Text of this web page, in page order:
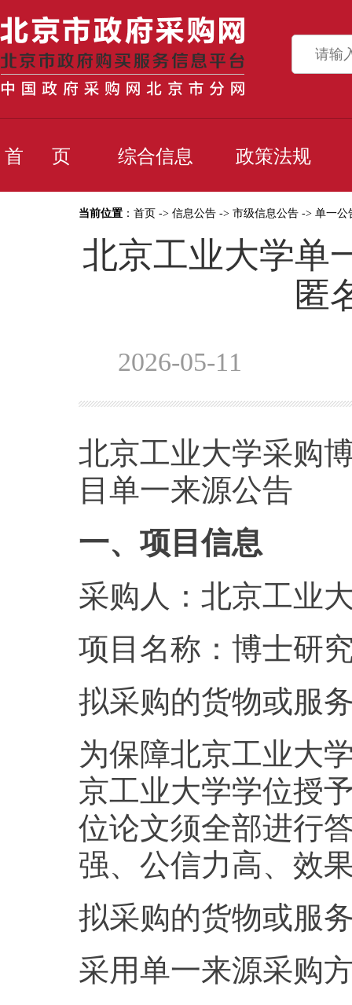
首 页 综合信息 政策法规
当前位置 ： 首页 -> 信息公告 -> 市级信息公告 -> 单一公
北京工业大学单
匿
2026-05-11
北京工业大学采购
目单一来源公告
一、项目信息
采购人：北京工业
项目名称：博士研
拟采购的货物或
为保障北京工业大
京工业大学学位授
位论文须全部进行
强、公信力高、效
拟采购的货物或服
采用单一来源采购